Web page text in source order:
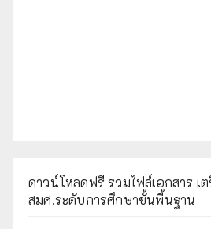
ดาวน์โหลดฟรี รวมไฟล์เอกสาร เ
สมศ.ระดับการศึกษาขั้นพื้นฐาน